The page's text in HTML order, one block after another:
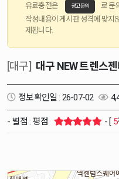
유료충전은
광고문의
로 문
작성내용이 게시판 성격에 맞지
제됩니다.
[대구] 대구 NEW 트렌스
정보확인일 : 26-07-02
- 별점 : 평점 - [ 5